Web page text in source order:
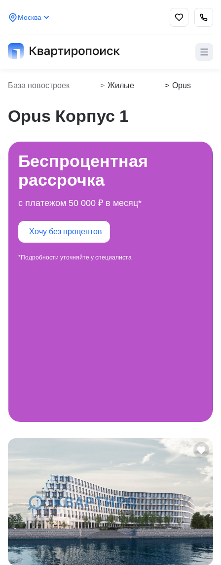
Москва
База новостроек
> Жилые
> Opus
Opus Корпус 1
Беспроцентная
рассрочка
с платежом 50 000 ₽ в месяц*
Хочу без процентов
*Подробности уточняйте у специалиста